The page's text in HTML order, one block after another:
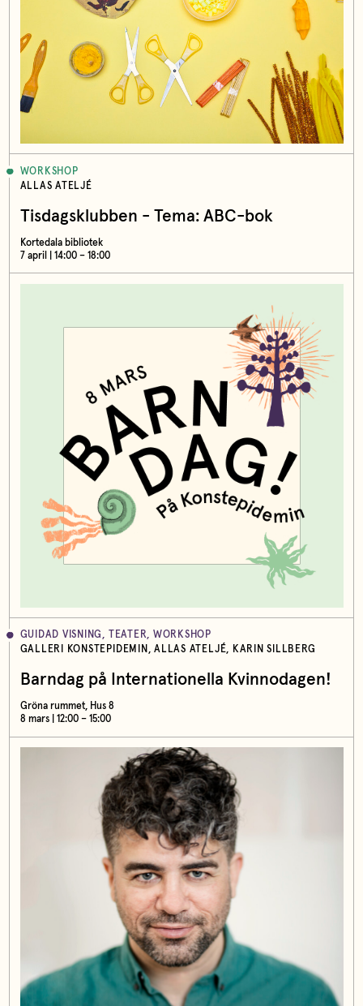
WORKSHOP
ALLAS ATELJÉ
Tisdagsklubben - Tema: ABC-bok
Kortedala bibliotek
7 april | 14:00 – 18:00
GUIDAD VISNING, TEATER, WORKSHOP
GALLERI KONSTEPIDEMIN, ALLAS ATELJÉ, KARIN SILLBERG
Barndag på Internationella Kvinnodagen!
Gröna rummet, Hus 8
8 mars | 12:00 – 15:00